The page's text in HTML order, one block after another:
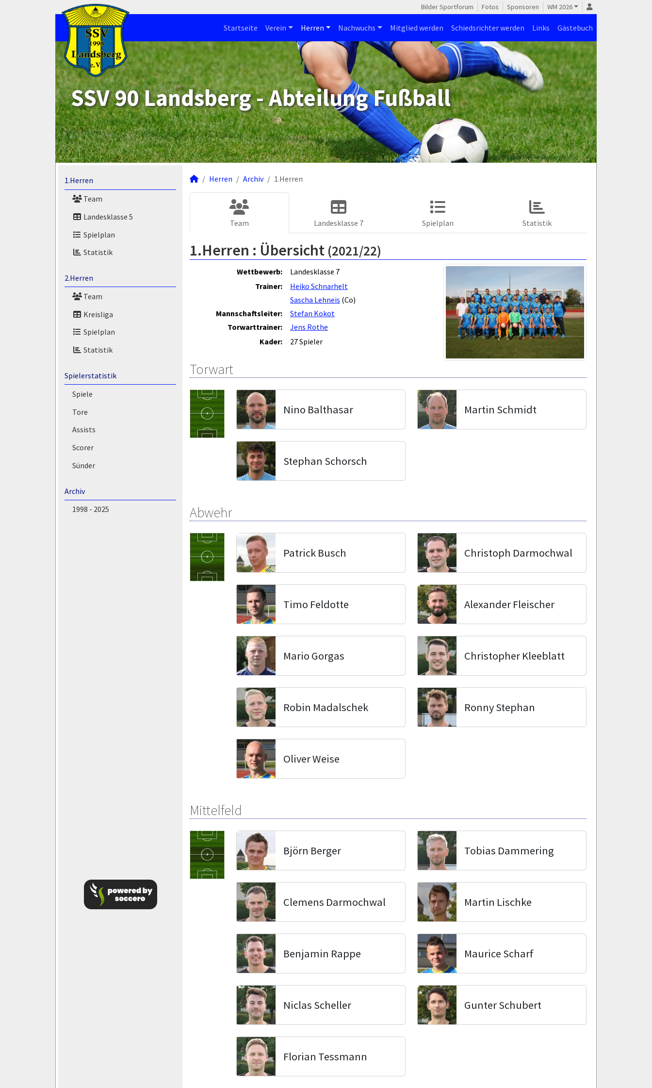
Bilder Sportforum Fotos Sponsoren WM 2026
Startseite Verein Herren Nachwuchs Mitglied werden Schiedsrichter werden Links Gästebuch
SSV 90 Landsberg - Abteilung Fußball
1.Herren
Team
Landesklasse 5
Spielplan
Statistik
2.Herren
Team
Kreisliga
Spielplan
Statistik
Spielerstatistik
Spiele
Tore
Assists
Scorer
Sünder
Archiv
1998 - 2025
Herren Archiv 1.Herren
Team Landesklasse 7 Spielplan Statistik
1.Herren : Übersicht (2021/22)
Wettbewerb:
Landesklasse 7
Trainer:
Heiko Schnarhelt
Sascha Lehneis (Co)
Mannschaftsleiter:
Stefan Kokot
Torwarttrainer:
Jens Rothe
Kader:
27 Spieler
Torwart
Nino Balthasar Martin Schmidt
Stephan Schorsch
Abwehr
Patrick Busch Christoph Darmochwal
Timo Feldotte Alexander Fleischer
Mario Gorgas Christopher Kleeblatt
Robin Madalschek Ronny Stephan
Oliver Weise
Mittelfeld
Björn Berger Tobias Dammering
Clemens Darmochwal Martin Lischke
Benjamin Rappe Maurice Scharf
Niclas Scheller Gunter Schubert
Florian Tessmann